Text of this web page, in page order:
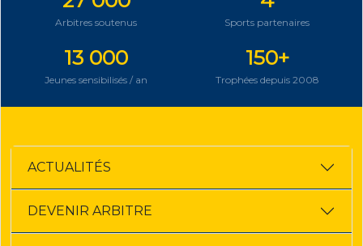
Arbitres soutenus Sports partenaires
13 000
Jeunes sensibilisés / an
150+
Trophées depuis 2008
ACTUALITÉS
DEVENIR ARBITRE